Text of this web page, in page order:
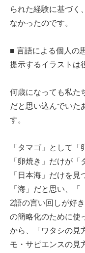
られた経験に基づく
なかったのです。
■ 言語による個人の
提示するイラストは
何歳になっても私た
だと思い込んでいた
す。
「タマゴ」として
「卵焼き」だけが
「日本海」だけを
「海」だと思い、
2語の言い回しが好
の簡略化のために使
から、「ワタシの見
モ・サピエンスの見